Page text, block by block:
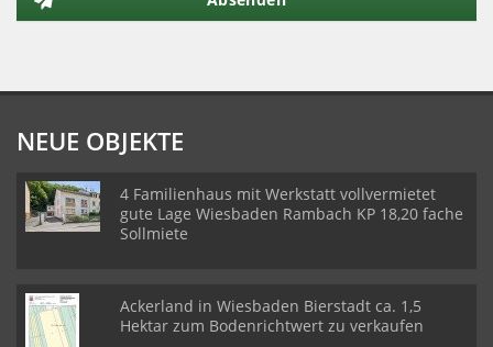
NEUE OBJEKTE
4 Familienhaus mit Werkstatt vollvermietet
gute Lage Wiesbaden Rambach KP 18,20 fache
Sollmiete
Ackerland in Wiesbaden Bierstadt ca. 1,5
Hektar zum Bodenrichtwert zu verkaufen